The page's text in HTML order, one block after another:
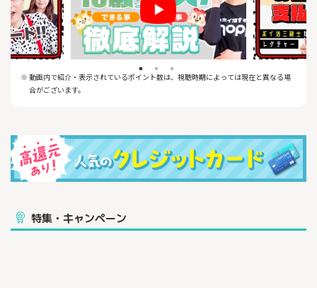
※ 動画内で紹介・表示されているポイント数は、視聴時期によっては現在と異なる場
合がございます。
特集・キャンペーン